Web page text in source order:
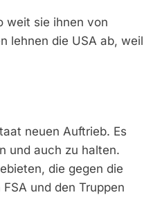
weit sie ihnen von
lehnen die USA ab, weil
neuen Auftrieb. Es
und auch zu halten.
die gegen die
und den Truppen